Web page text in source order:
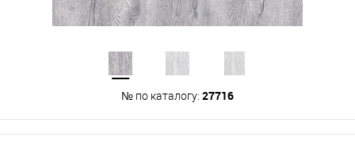
№ по каталогу: 27716